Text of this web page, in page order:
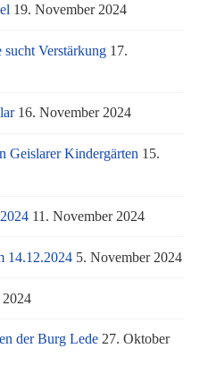
19. November 2024
Verstärkung 17.
16. November 2024
Geislarer Kindergärten 15.
11. November 2024
14.12.2024 5. November 2024
der Burg Lede 27. Oktober